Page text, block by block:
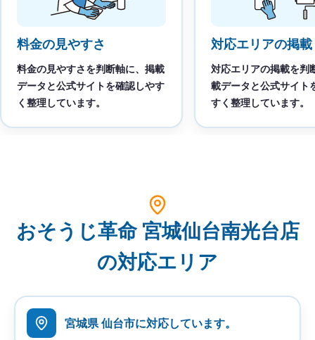
料金の見やすさ
料金の見やすさを判断軸に、掲載
データと公式サイトを確認しやす
く整理しています。
対応エリアの掲載
対応エリアの掲載を判
載データと公式サイト
すく整理しています。
おそうじ革命 宮城仙台南光台店
の対応エリア
宮城県 仙台市に対応しています。